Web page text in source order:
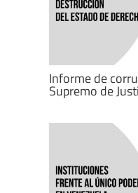
Informe de
Supremo de